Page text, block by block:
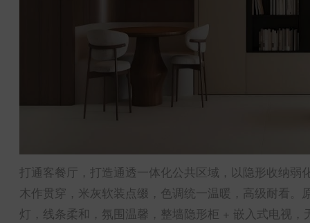
打通客餐厅，打造通透一体化公共区域，以隐形收纳
木作贯穿，米灰软装点缀，色调统一温暖，高级耐看
灯，线条柔和，氛围温馨，整墙隐形柜 + 嵌入式电视